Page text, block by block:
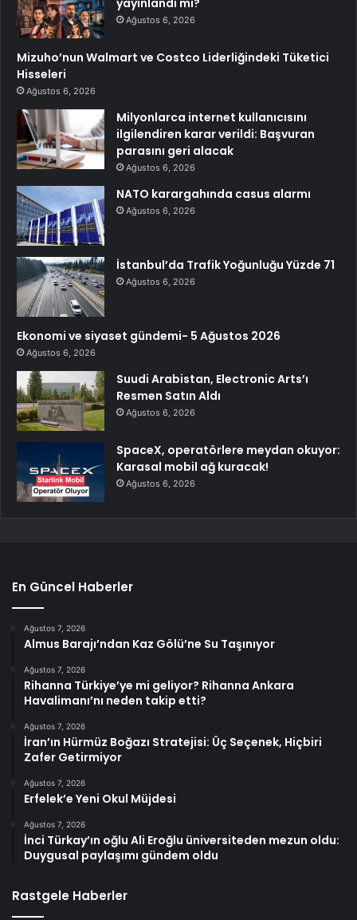
Ağustos 6, 2026
Mizuho’nun Walmart ve Costco Liderliğindeki Tüketici
Hisseleri
Ağustos 6, 2026
Milyonlarca internet kullanıcısını
ilgilendiren karar verildi: Başvuran
parasını geri alacak
Ağustos 6, 2026
NATO karargahında casus alarmı
Ağustos 6, 2026
İstanbul’da Trafik Yoğunluğu Yüzde 71
Ağustos 6, 2026
Ekonomi ve siyaset gündemi- 5 Ağustos 2026
Ağustos 6, 2026
Suudi Arabistan, Electronic Arts’ı
Resmen Satın Aldı
Ağustos 6, 2026
SpaceX, operatörlere meydan okuyor:
Karasal mobil ağ kuracak!
Ağustos 6, 2026
En Güncel Haberler
Ağustos 7, 2026
Almus Barajı’ndan Kaz Gölü’ne Su Taşınıyor
Ağustos 7, 2026
Rihanna Türkiye’ye mi geliyor? Rihanna Ankara
Havalimanı’nı neden takip etti?
Ağustos 7, 2026
İran’ın Hürmüz Boğazı Stratejisi: Üç Seçenek, Hiçbiri
Zafer Getirmiyor
Ağustos 7, 2026
Erfelek’e Yeni Okul Müjdesi
Ağustos 7, 2026
İnci Türkay’ın oğlu Ali Eroğlu üniversiteden mezun oldu:
Duygusal paylaşımı gündem oldu
Rastgele Haberler